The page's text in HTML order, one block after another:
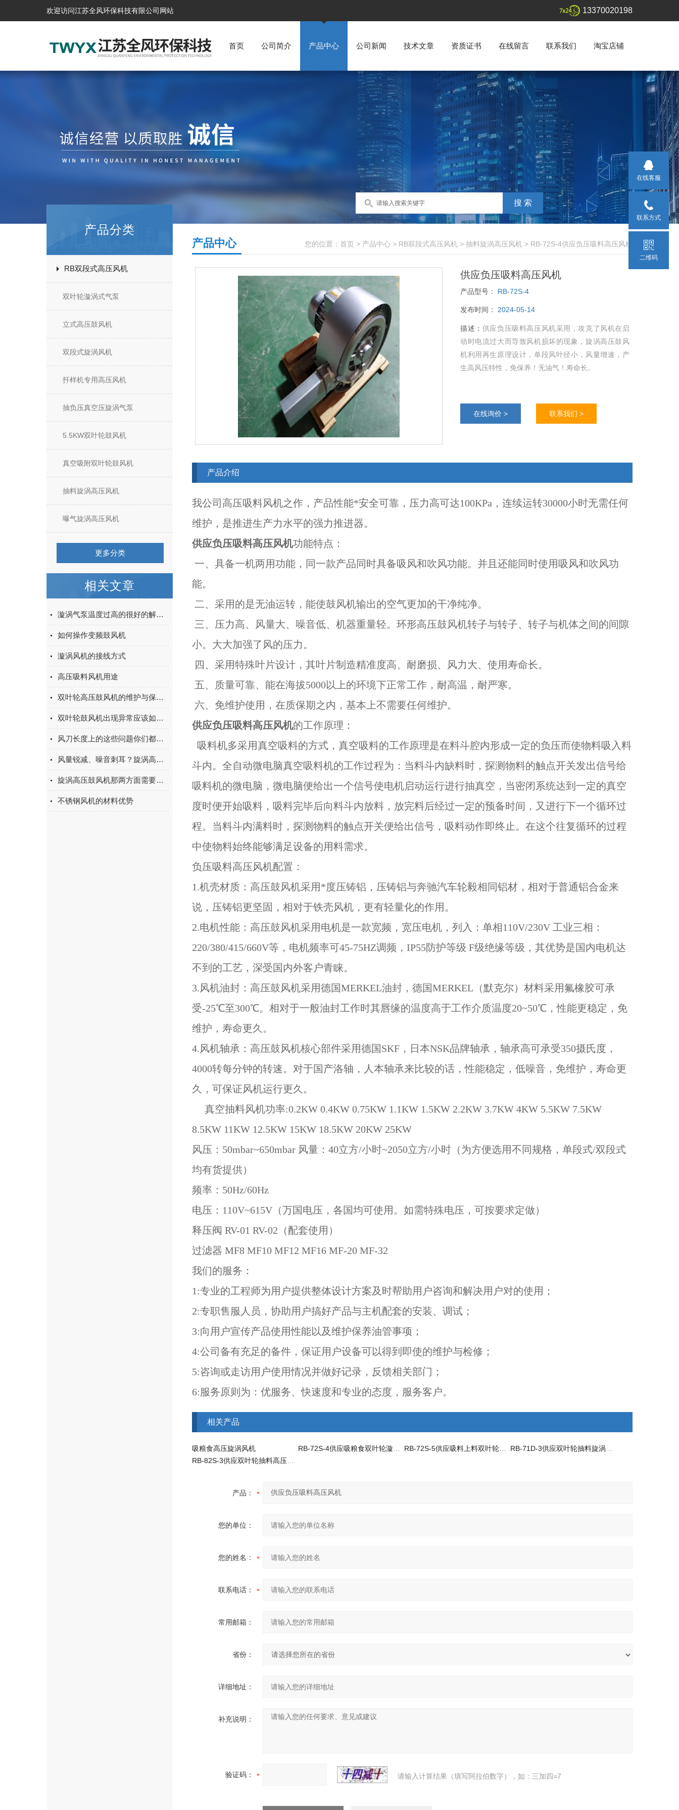
欢迎访问江苏全风环保科技有限公司网站 13370020198
首页 公司简介 产品中心 公司新闻 技术文章 资质证书 在线留言 联系我们 淘宝店铺
产品分类
RB双段式高压风机
双叶轮漩涡式气泵
立式高压鼓风机
双段式旋涡风机
扦样机专用高压风机
抽负压真空压旋涡气泵
5.5KW双叶轮鼓风机
真空吸附双叶轮鼓风机
抽料旋涡高压风机
曝气旋涡高压风机
更多分类
相关文章
漩涡气泵温度过高的很好的解决方法
如何操作变频鼓风机
漩涡风机的接线方式
高压吸料风机用途
双叶轮高压鼓风机的维护与保养指南
双叶轮鼓风机出现异常应该如何处理
风刀长度上的这些问题你们都知道吗
风量锐减、噪音刺耳？旋涡高压气泵叶轮卡滞的快速修复方案
旋涡高压鼓风机那两方面需要保护
不锈钢风机的材料优势
您的位置： 首页 > 产品中心 > RB双段式高压风机 > 抽料旋涡高压风机 > RB-72S-4供应负压吸料高压风机
产品中心
供应负压吸料高压风机
产品型号： RB-72S-4
发布时间： 2024-05-14
描述： 供应负压吸料高压风机采用，攻克了风机在启
动时电流过大而导致风机损坏的现象，旋涡高压鼓风
机利用再生原理设计，单段风叶径小，风量增速，产
生高风压特性，免保养！无油气！寿命长。
在线询价 > 联系我们 >
产品介绍
我公司高压吸料风机之作，产品性能*安全可靠，压力高可达100KPa，连续运转30000小时无需任何
维护，是推进生产力水平的强力推进器。
供应负压吸料高压风机​功能特点：
一、具备一机两用功能，同一款产品同时具备吸风和吹风功能。并且还能同时使用吸风和吹风功
能。
二、采用的是无油运转，能使鼓风机输出的空气更加的干净纯净。
三、压力高、风量大、噪音低、机器重量轻。环形高压鼓风机转子与转子、转子与机体之间的间隙
小。大大加强了风的压力。
四、采用特殊叶片设计，其叶片制造精准度高、耐磨损、风力大、使用寿命长。
五、质量可靠、能在海拔5000以上的环境下正常工作，耐高温，耐严寒。
六、免维护使用，在质保期之内，基本上不需要任何维护。
供应负压吸料高压风机的工作原理：
吸料机多采用真空吸料的方式，真空吸料的工作原理是在料斗腔内形成一定的负压而使物料吸入料
斗内。全自动微电脑真空吸料机的工作过程为：当料斗内缺料时，探测物料的触点开关发出信号给
吸料机的微电脑，微电脑便给出一个信号使电机启动运行进行抽真空，当密闭系统达到一定的真空
度时便开始吸料，吸料完毕后向料斗内放料，放完料后经过一定的预备时间，又进行下一个循环过
程。当料斗内满料时，探测物料的触点开关便给出信号，吸料动作即终止。在这个往复循环的过程
中使物料始终能够满足设备的用料需求。
负压吸料高压风机配置：
1.机壳材质：高压鼓风机采用*度压铸铝，压铸铝与奔驰汽车轮毅相同铝材，相对于普通铝合金来
说，压铸铝更坚固，相对于铁壳风机，更有轻量化的作用。
2.电机性能：高压鼓风机采用电机是一款宽频，宽压电机，列入：单相110V/230V 工业三相：
220/380/415/660V等，电机频率可45-75HZ调频，IP55防护等级 F级绝缘等级，其优势是国内电机达
不到的工艺，深受国内外客户青睐。
3.风机油封：高压鼓风机采用德国MERKEL油封，德国MERKEL（默克尔）材料采用氟橡胶可承
受-25℃至300℃。相对于一般油封工作时其唇缘的温度高于工作介质温度20~50℃，性能更稳定，免
维护，寿命更久。
4.风机轴承：高压鼓风机核心部件采用德国SKF，日本NSK品牌轴承，轴承高可承受350摄氏度，
4000转每分钟的转速。对于国产洛轴，人本轴承来比较的话，性能稳定，低噪音，免维护，寿命更
久，可保证风机运行更久。
真空抽料风机功率:0.2KW 0.4KW 0.75KW 1.1KW 1.5KW 2.2KW 3.7KW 4KW 5.5KW 7.5KW
8.5KW 11KW 12.5KW 15KW 18.5KW 20KW 25KW
风压：50mbar~650mbar 风量：40立方/小时~2050立方/小时（为方便选用不同规格，单段式/双段式
均有货提供）
频率：50Hz/60Hz
电压：110V~615V（万国电压，各国均可使用。如需特殊电压，可按要求定做）
释压阀 RV-01 RV-02（配套使用）
过滤器 MF8 MF10 MF12 MF16 MF-20 MF-32
我们的服务：
1:专业的工程师为用户提供整体设计方案及时帮助用户咨询和解决用户对的使用；
2:专职售服人员，协助用户搞好产品与主机配套的安装、调试；
3:向用户宣传产品使用性能以及维护保养油管事项；
4:公司备有充足的备件，保证用户设备可以得到即使的维护与检修；
5:咨询或走访用户使用情况并做好记录，反馈相关部门；
6:服务原则为：优服务、快速度和专业的态度，服务客户。
相关产品
吸粮食高压旋涡风机
产品：
您的单位：
您的姓名：
联系电话：
常用邮箱：
省份：
详细地址：
补充说明：
验证码： 请输入计算结果（填写阿拉伯数字），如：三加四=7
在线客服
联系方式
二维码